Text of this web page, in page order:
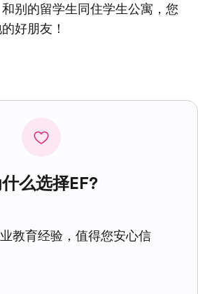
别的留学生同住学生公寓，您
好朋友！
么选择EF?
教育经验，值得您安心信